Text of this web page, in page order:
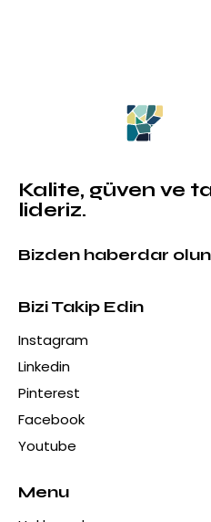
Kalite, güven ve
lideriz.
Bizden haberdar
Bizi Takip Edin
Instagram
Linkedin
Pinterest
Facebook
Youtube
Menu